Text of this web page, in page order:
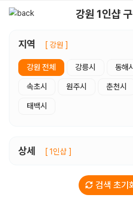
강원 1인샵
지역 [ 강원 ]
강원 전체 강릉시 동해시
속초시 원주시 춘천시
태백시
상세 [ 1인샵 ]
검색 초기